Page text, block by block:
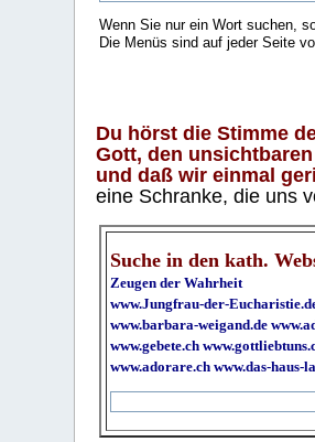
Wenn Sie nur ein Wort suchen,
Die Menüs sind auf jeder Seite
Du hörst die Stimme
Gott, den
und daß wir einmal
eine Schranke, die uns
Suche in den kath.
Zeugen der Wahrheit
www.Jungfrau-der-
www.barbara-weigand.de
www.gebete.ch
www.adorare.ch www.das-haus-